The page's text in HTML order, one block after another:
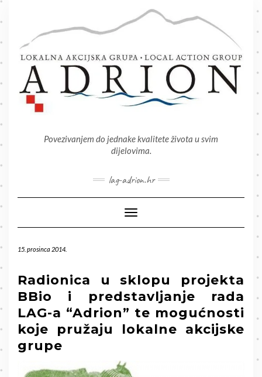
Skip
Povezivanjem do jednake kvalitete života u svim
dijelovima.
lag-adrion.hr
Toggle Navigation
15. prosinca 2014.
Radionica u sklopu projekta
BBio i predstavljanje rada
LAG-a “Adrion” te mogućnosti
koje pružaju lokalne akcijske
grupe